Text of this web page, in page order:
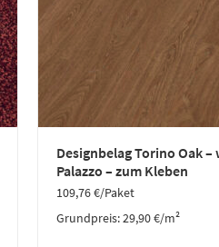
Designbelag Torino Oak –
Palazzo – zum Kleben
109,76€/Paket
Grundpreis:29,90€/m²